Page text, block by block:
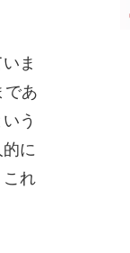
ま
であ
う
に
れ